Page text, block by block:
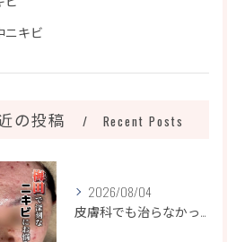
ニキビ
の投稿 Recent Posts
2026/08/04
皮膚科でも治らなかったニキビ、諦めるのはまだ早いです！